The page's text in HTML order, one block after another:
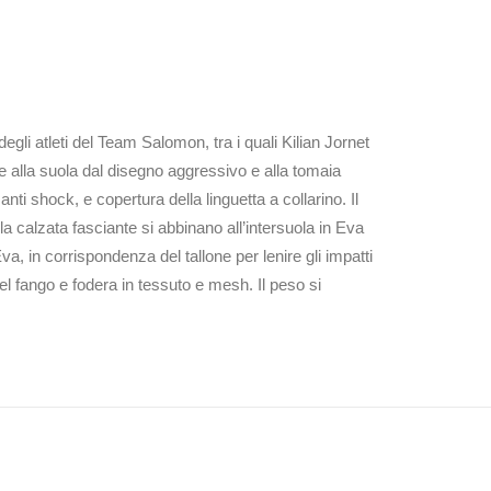
atleti del Team Salomon, tra i quali Kilian Jornet
alla suola dal disegno aggressivo e alla tomaia
shock, e copertura della linguetta a collarino. Il
calzata fasciante si abbinano all’intersuola in Eva
in corrispondenza del tallone per lenire gli impatti
fango e fodera in tessuto e mesh. Il peso si